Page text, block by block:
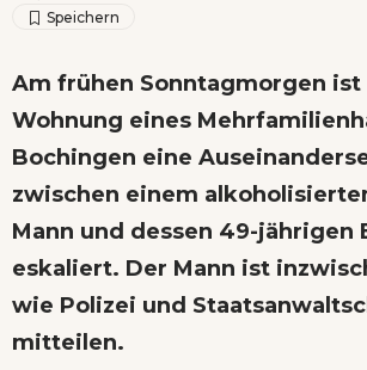
Am frühen Sonntagmorgen ist
Wohnung eines
Bochingen eine
zwischen einem
Mann und dessen 49-jährigen
eskaliert. Der Mann ist
wie Polizei und
mitteilen.